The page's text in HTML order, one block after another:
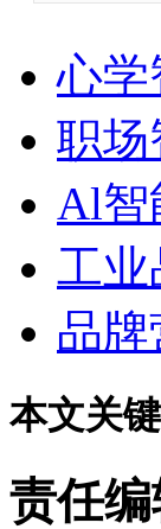
心
职场
Al智
工业
品
本文关
责任编